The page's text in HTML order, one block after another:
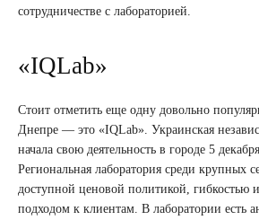
сотрудничестве с лабораторией.
«IQLab»
Стоит отметить еще одну довольно
Днепре — это «IQLab». Украинская
начала свою деятельность в городе 5
Региональная лаборатория среди крупных
доступной ценовой политикой, гибкостью
подходом к клиентам. В лаборатории есть